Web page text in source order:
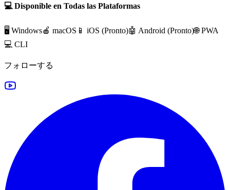
💻 Disponible en Todas las Plataformas
🖥️ Windows🍎 macOS 📱 iOS (Pronto)🤖 Android (Pronto)🌐 PWA
💻 CLI
フォローする